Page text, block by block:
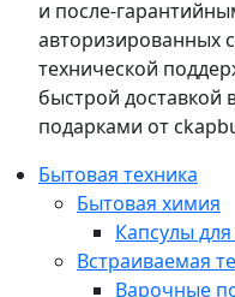
и после-
авторизированных
технической
быстрой доставкой
подарками от
Бытовая техника
Бытовая химия
Капсулы
Встраиваемая
Варочные